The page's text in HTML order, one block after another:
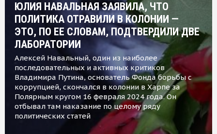
ЮЛИЯ НАВАЛЬНАЯ ЗАЯВИЛА, ЧТО
ПОЛИТИКА ОТРАВИЛИ В КОЛОНИИ —
ЭТО, ПО ЕЕ СЛОВАМ, ПОДТВЕРДИЛИ ДВЕ
ЛАБОРАТОРИИ
Алексей Навальный, один из наиболее
последовательных и активных критиков
Владимира Путина, основатель Фонда борьбы с
коррупцией, скончался в колонии в Харпе за
Полярным кругом 16 февраля 2024 года. Он
отбывал там наказание по целому ряду
политических статей